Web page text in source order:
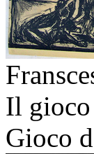
Il gioco
Gioco